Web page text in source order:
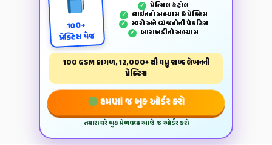
100+
પ્રેક્ટિસ પેજ
✓ પેન્‍સિલ કંટ્રોલ
✓ લાઈનનો અભ્યાસ & પ્રેક્ટિસ
✓ સ્વરો અને વ્યંજનોની પ્રેકટિસ
✓ બારાખડીનો અભ્યાસ
100 GSM કાગળ, 12,000+ થી વધુ શબ્દ લેખનની
પ્રેક્ટિસ
હમણાં જ બુક ઓર્ડર કરો
તમારા ઘરે બુક મેળવવા આજે જ ઓર્ડર કરો